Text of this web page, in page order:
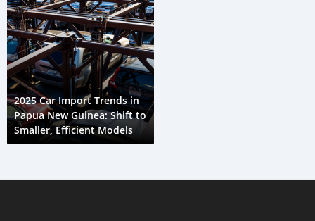
2025 Car Import Trends in
Papua New Guinea: Shift to
Smaller, Efficient Models